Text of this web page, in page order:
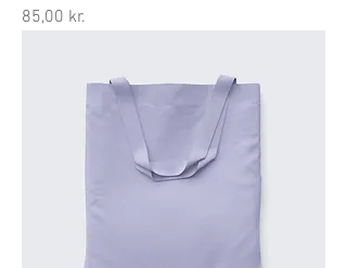
Pris
85,00 kr.